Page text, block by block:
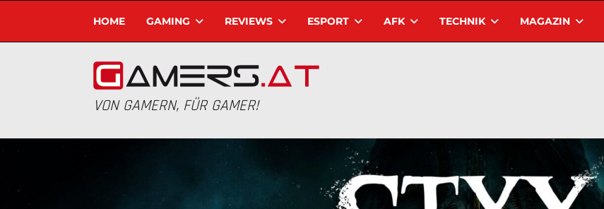
HOME GAMING REVIEWS ESPORT AFK TECHNIK MAGAZIN
VON GAMERN, FÜR GAMER!